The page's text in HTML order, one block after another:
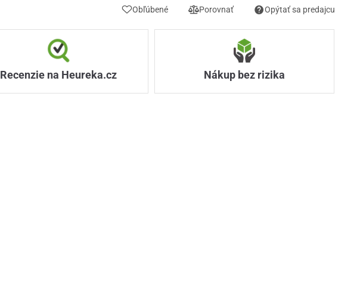
Obľúbené Porovnať Opýtať sa predajcu
Recenzie na Heureka.cz Nákup bez rizika